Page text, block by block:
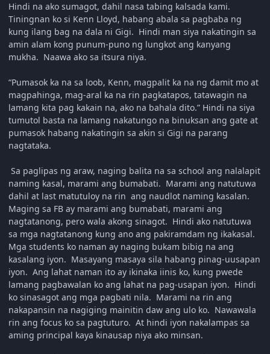
Hindi na ako sumagot, dahil nasa tabing kalsada kami.
Tiningnan ko si Kenn Lloyd, habang abala sa pagbaba ng
kung ilang bag na dala ni Gigi. Hindi man siya nakatingin sa
amin alam kong punum-puno ng lungkot ang kanyang
mukha. Naawa ako sa itsura niya.
“Pumasok ka na sa loob, Kenn, magpalit ka na ng damit mo at
magpahinga, mag-aral ka na rin pagkatapos, tatawagin na
lamang kita pag kakain na, ako na bahala dito.” Hindi na siya
tumutol basta na lamang nakatungo na binuksan ang gate at
pumasok habang nakatingin sa akin si Gigi na parang
nagtataka.
Sa paglipas ng araw, naging balita na sa school ang nalalapit
naming kasal, marami ang bumabati. Marami ang natutuwa
dahil at last matutuloy na rin ang naudlot naming kasalan.
Maging sa FB ay marami ang bumabati, marami ang
nagtatanong, pero wala akong sinagot. Hindi ako natutuwa
sa mga nagtatanong kung ano ang pakiramdam ng ikakasal.
Mga students ko naman ay naging bukam bibig na ang
kasalang iyon. Masayang masaya sila habang pinag-uusapan
iyon. Ang lahat naman ito ay ikinaka iinis ko, kung pwede
lamang pagbawalan ko ang lahat na pag-usapan iyon. Hindi
ko sinasagot ang mga pagbati nila. Marami na rin ang
nakapansin na nagiging mainitin daw ang ulo ko. Nawawala
rin ang focus ko sa pagtuturo. At hindi iyon nakalampas sa
aming principal kaya kinausap niya ako minsan.